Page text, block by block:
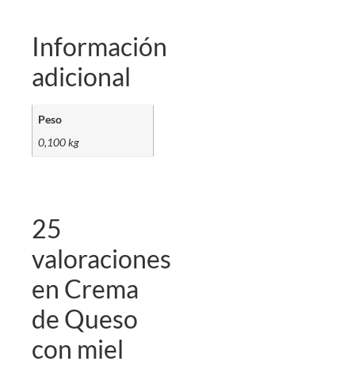
Información
adicional
Peso
0,100 kg
25
valoraciones
en Crema
de Queso
con miel